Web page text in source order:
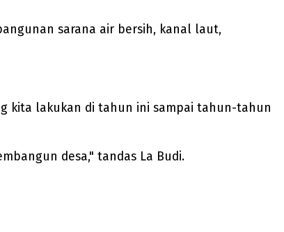
sarana air bersih, kanal laut,
kita lakukan di tahun ini sampai tahun-tahun
desa," tandas La Budi.